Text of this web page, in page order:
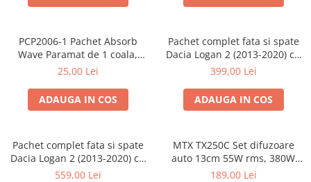
PCP2006-1 Pachet Absorb
Wave Paramat de 1 coala,
spuma de 16mm grosime,
25,00 Lei
ADAUGA IN COS
Pachet complet fata si spate
Dacia Logan 2 (2013-2020) cu
boxe Ground Zero Ferrum
399,00 Lei
ADAUGA IN COS
Pachet complet fata si spate
Dacia Logan 2 (2013-2020) cu
boxe Ground Zero Ferrum
559,00 Lei
MTX TX250C Set difuzoare
auto 13cm 55W rms, 380W
peak
189,00 Lei